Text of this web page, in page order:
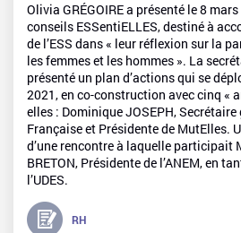
Olivia GRÉGOIRE a présenté le 8
conseils ESSentiELLES, destiné à
de l’ESS dans « leur réflexion sur la
les femmes et les hommes ». La
présenté un plan d’actions qui se
2021, en co-construction avec cinq «
elles : Dominique JOSEPH,
Française et Présidente de MutElles.
d’une rencontre à laquelle participait
BRETON, Présidente de l’ANEM, en
l’UDES.
RH